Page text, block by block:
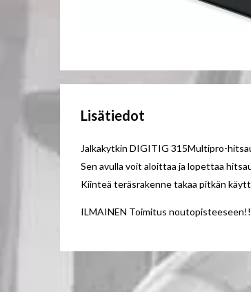
Lisätiedot
Jalkakytkin DIGITIG 315Multipro-
Sen avulla voit aloittaa ja lopettaa
Kiinteä teräsrakenne takaa pitkän
ILMAINEN Toimitus noutopisteeseen!!